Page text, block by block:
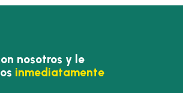
nosotros y le
inmediatamente